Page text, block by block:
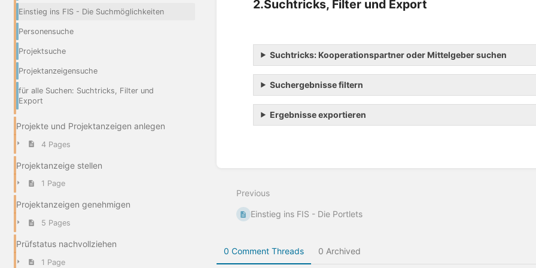
Einstieg ins FIS - Die Suchmöglichkeiten
Personensuche
Projektsuche
Projektanzeigensuche
für alle Suchen: Suchtricks, Filter und
Export
Projekte und Projektanzeigen anlegen
4 Pages
Projektanzeige stellen
1 Page
Projektanzeigen genehmigen
5 Pages
Prüfstatus nachvollziehen
1 Page
2.Suchtricks, Filter und Export
Suchtricks: Kooperationspartner oder Mittelgeber suchen
Suchergebnisse filtern
Ergebnisse exportieren
mode
Previous
Einstieg ins FIS - Die Portlets
0 Comment Threads 0 Archived